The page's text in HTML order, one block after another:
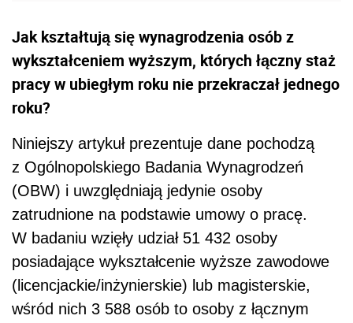
Jak kształtują się wynagrodzenia osób z
wykształceniem wyższym, których łączny staż
pracy w ubiegłym roku nie przekraczał jednego
roku?
Niniejszy artykuł prezentuje dane pochodzą
z Ogólnopolskiego Badania Wynagrodzeń
(OBW) i uwzględniają jedynie osoby
zatrudnione na podstawie umowy o pracę.
W badaniu wzięły udział 51 432 osoby
posiadające wykształcenie wyższe zawodowe
(licencjackie/inżynierskie) lub magisterskie,
wśród nich 3 588 osób to osoby z łącznym